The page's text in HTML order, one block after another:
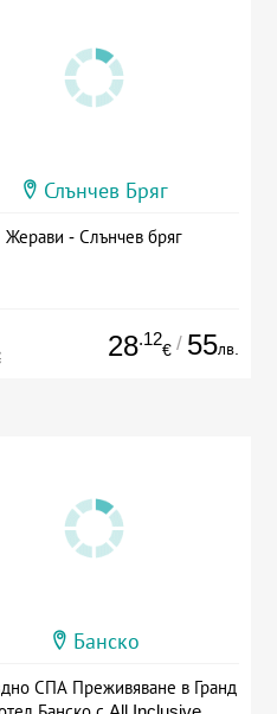
Слънчев Бряг
Жерави - Слънчев бряг
28.12
€ / 55лв.
Банско
СПА Преживяване в Гранд